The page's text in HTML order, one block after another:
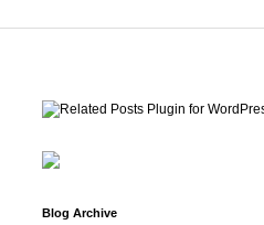
Blog Archive